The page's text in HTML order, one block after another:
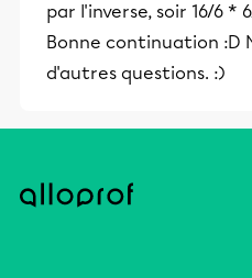
par l'inverse, soir 16/6 *
Bonne continuation :D
d'autres questions. :)